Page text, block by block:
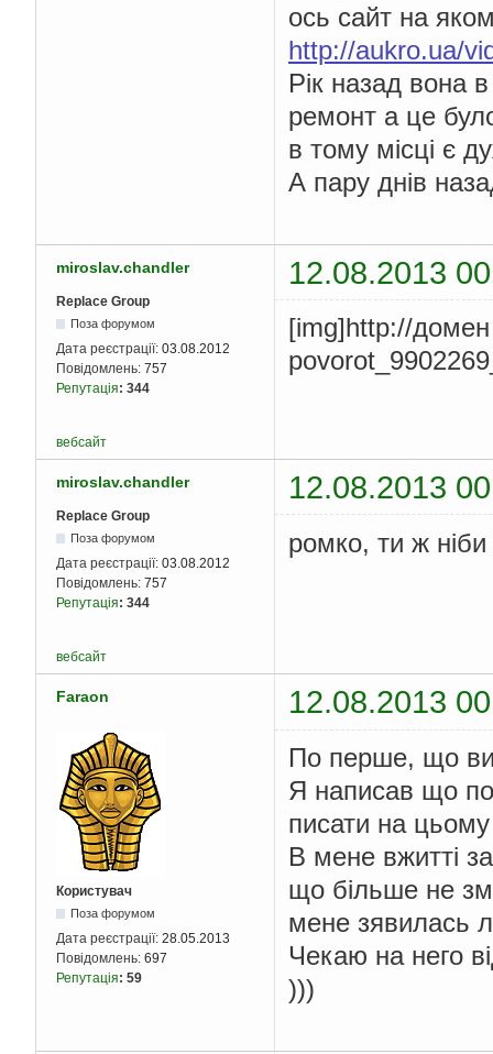
ось сайт на
http://aukro.ua/
Рік назад вона в
ремонт а це
в тому місці є
А пару днів
miroslav.chandler 12.08.2013
Replace Group
Поза форумом
Дата реєстрації: 03.08.2012
Повідомлень: 757
Репутація: 344
[img]http://
вебсайт
miroslav.chandler 12.08.2013
Replace Group
Поза форумом
Дата реєстрації: 03.08.2012
Повідомлень: 757
Репутація: 344
ромко, ти ж
вебсайт
Faraon 12.08.2013
Користувач
Поза форумом
Дата реєстрації: 28.05.2013
Повідомлень: 697
Репутація: 59
По перше, що ви
Я написав що
писати на
В мене вжитті
що більше не
мене зявилась
Чекаю на него
)))